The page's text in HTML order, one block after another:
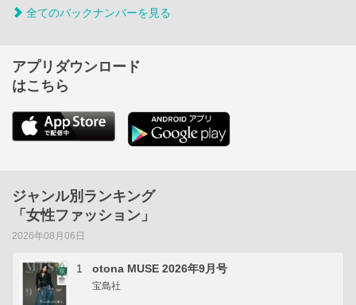
全てのバックナンバーを見る
アプリダウンロード
はこちら
ジャンル別ランキング
「女性ファッション」
2026年08月06日
1 otona MUSE 2026年9月号
宝島社